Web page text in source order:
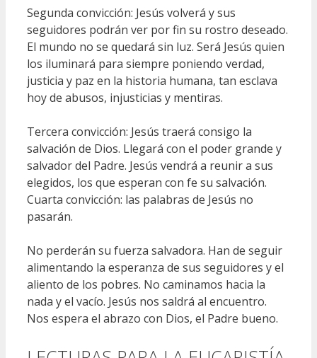
Segunda convicción: Jesús volverá y sus
seguidores podrán ver por fin su rostro deseado.
El mundo no se quedará sin luz. Será Jesús quien
los iluminará para siempre poniendo verdad,
justicia y paz en la historia humana, tan esclava
hoy de abusos, injusticias y mentiras.
Tercera convicción: Jesús traerá consigo la
salvación de Dios. Llegará con el poder grande y
salvador del Padre. Jesús vendrá a reunir a sus
elegidos, los que esperan con fe su salvación.
Cuarta convicción: las palabras de Jesús no
pasarán.
No perderán su fuerza salvadora. Han de seguir
alimentando la esperanza de sus seguidores y el
aliento de los pobres. No caminamos hacia la
nada y el vacío. Jesús nos saldrá al encuentro.
Nos espera el abrazo con Dios, el Padre bueno.